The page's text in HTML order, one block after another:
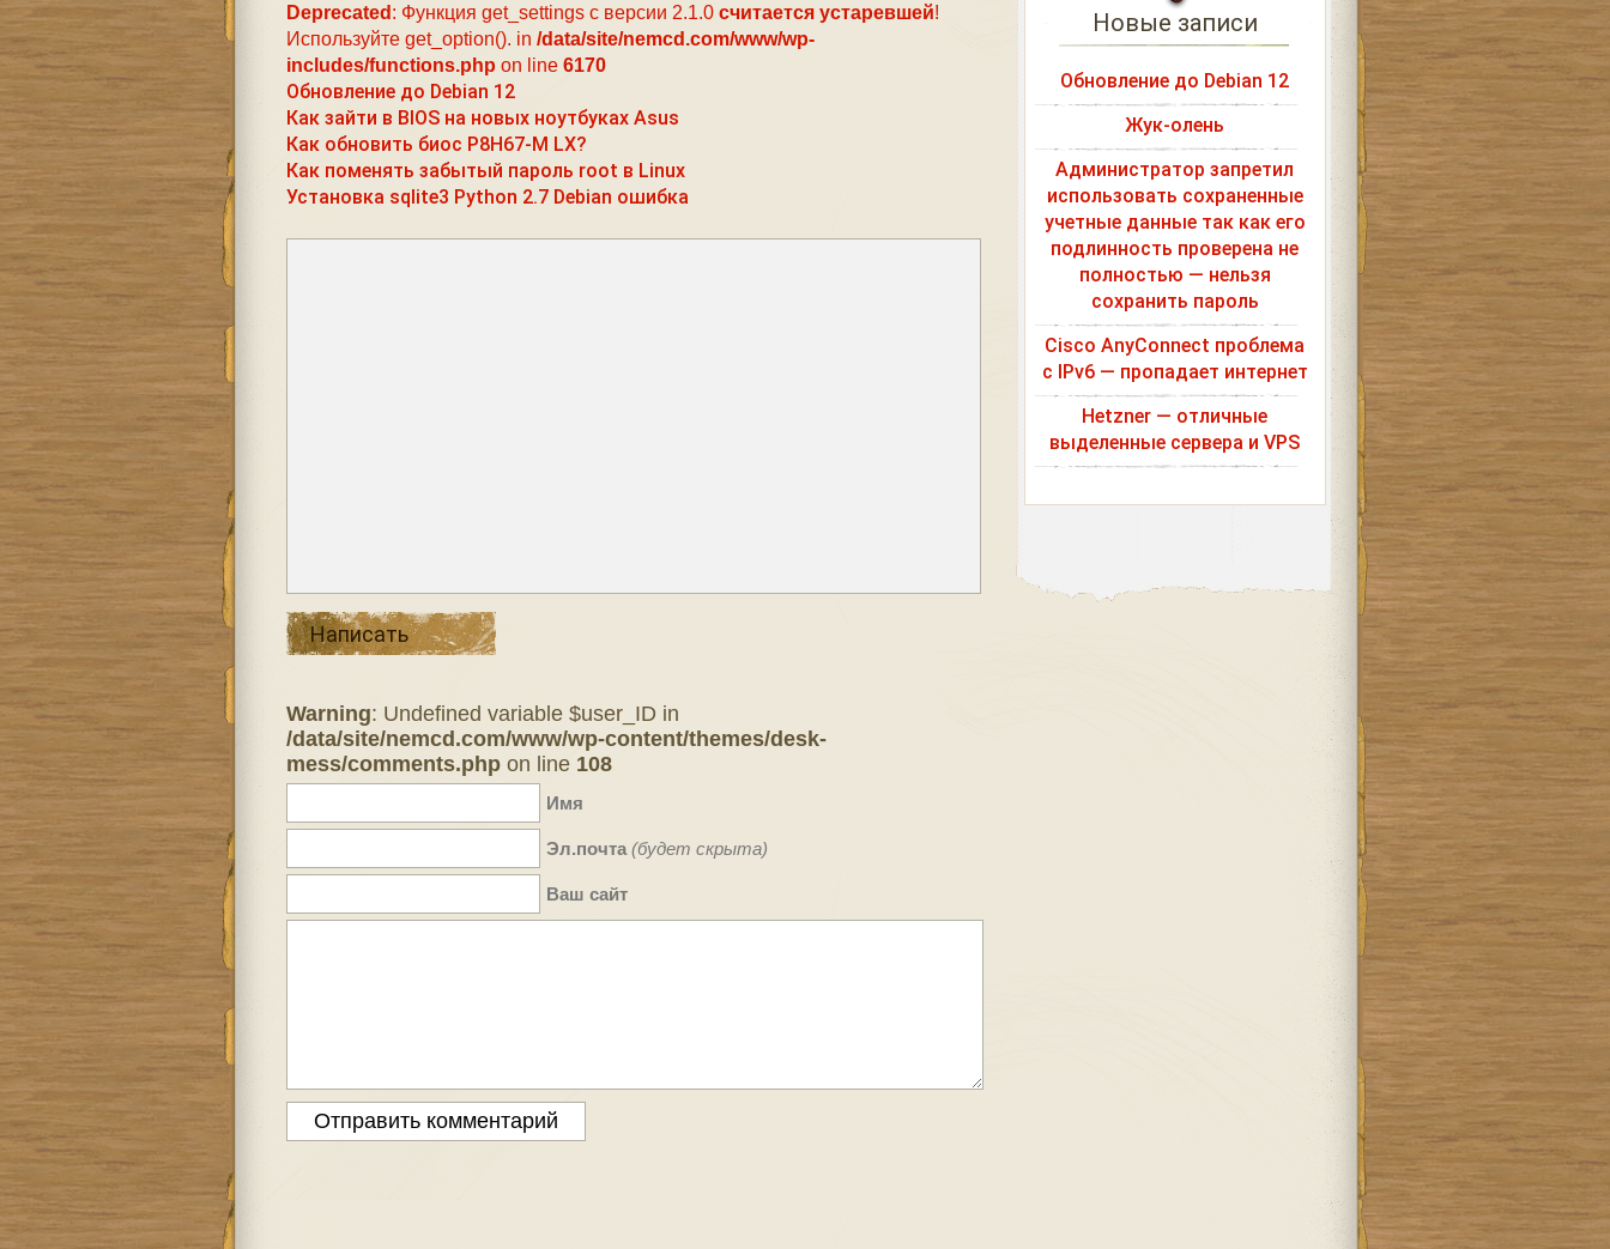
Deprecated : Функция get_settings с версии 2.1.0 считается устаревшей!
Используйте get_option(). in /data/site/nemcd.com/www/wp-
includes/functions.php on line 6170
Обновление до Debian 12
Как зайти в BIOS на новых ноутбуках Asus
Как обновить биос P8H67-M LX?
Как поменять забытый пароль root в Linux
Установка sqlite3 Python 2.7 Debian ошибка
Написать
Warning: Undefined variable $user_ID in
/data/site/nemcd.com/www/wp-content/themes/desk-
mess/comments.phpon line 108
Имя
Эл.почта (будет скрыта)
Ваш сайт
Новые записи
Обновление до Debian 12
Жук-олень
Администратор запретил
использовать сохраненные
учетные данные так как его
подлинность проверена не
полностью — нельзя
сохранить пароль
Cisco AnyConnect проблема
с IPv6 — пропадает интернет
Hetzner — отличные
выделенные сервера и VPS